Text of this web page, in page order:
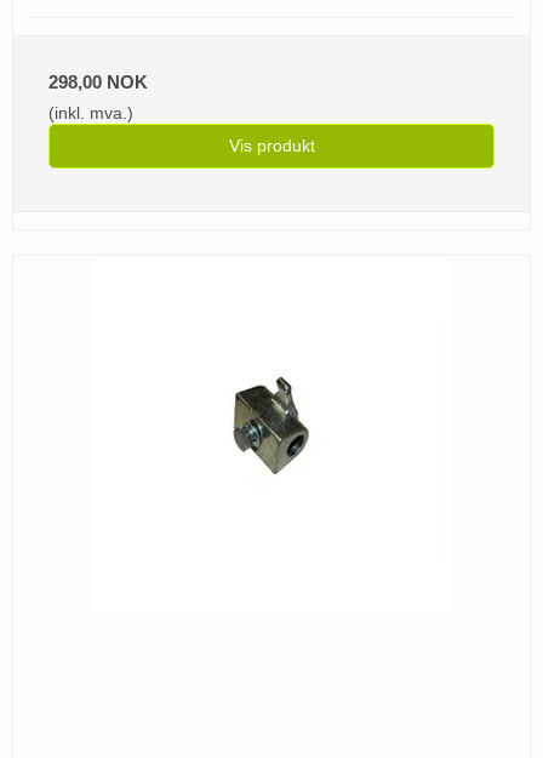
298,00 NOK
(inkl. mva.)
Vis produkt